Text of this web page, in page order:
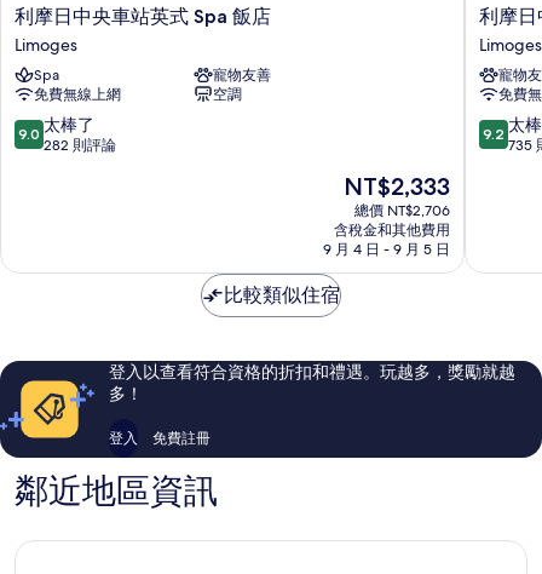
利
摩
日
中
央
車
站
Limoges
利摩日中央車站英式 Spa 飯店
Limoges
Spa
寵物友善
免費無線上網
空調
9.0
分，
棒
評
論
9.0 太棒了
282 則評論
現
在
價
格
為
NT$2,333
總價 NT$2,706
含稅金和其他費用
9 月 4 日 - 9 月 5 日
利
摩
日
中
心
車
站
利摩日
Limoges
寵物
免費
9.2
分，
棒
評
論
9.2 太
735
比較類似住宿
登入以查看符合資格的折扣和禮遇。玩越多，獎勵就越
多！
登入 免費註冊
鄰近地區資訊